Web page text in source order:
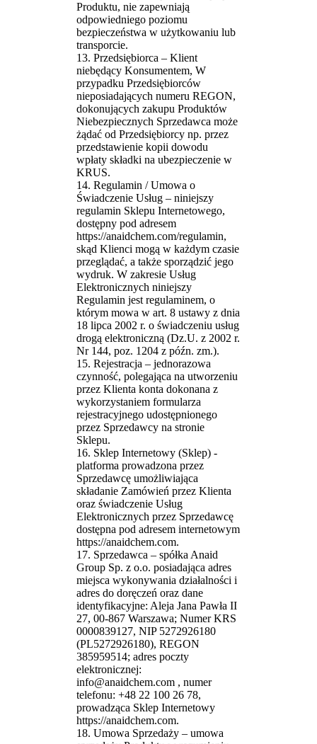
Produktu, nie zapewniają
odpowiedniego poziomu
bezpieczeństwa w użytkowaniu lub
transporcie.
13. Przedsiębiorca – Klient
niebędący Konsumentem, W
przypadku Przedsiębiorców
nieposiadających numeru REGON,
dokonujących zakupu Produktów
Niebezpiecznych Sprzedawca może
żądać od Przedsiębiorcy np. przez
przedstawienie kopii dowodu
wpłaty składki na ubezpieczenie w
KRUS.
14. Regulamin / Umowa o
Świadczenie Usług – niniejszy
regulamin Sklepu Internetowego,
dostępny pod adresem
https://anaidchem.com/regulamin,
skąd Klienci mogą w każdym czasie
przeglądać, a także sporządzić jego
wydruk. W zakresie Usług
Elektronicznych niniejszy
Regulamin jest regulaminem, o
którym mowa w art. 8 ustawy z dnia
18 lipca 2002 r. o świadczeniu usług
drogą elektroniczną (Dz.U. z 2002 r.
Nr 144, poz. 1204 z późn. zm.).
15. Rejestracja – jednorazowa
czynność, polegająca na utworzeniu
przez Klienta konta dokonana z
wykorzystaniem formularza
rejestracyjnego udostępnionego
przez Sprzedawcy na stronie
Sklepu.
16. Sklep Internetowy (Sklep) -
platforma prowadzona przez
Sprzedawcę umożliwiająca
składanie Zamówień przez Klienta
oraz świadczenie Usług
Elektronicznych przez Sprzedawcę
dostępna pod adresem internetowym
https://anaidchem.com.
17. Sprzedawca – spółka Anaid
Group Sp. z o.o. posiadająca adres
miejsca wykonywania działalności i
adres do doręczeń oraz dane
identyfikacyjne: Aleja Jana Pawła II
27, 00-867 Warszawa; Numer KRS
0000839127, NIP 5272926180
(PL5272926180), REGON
385959514; adres poczty
elektronicznej:
info@anaidchem.com , numer
telefonu: +48 22 100 26 78,
prowadząca Sklep Internetowy
https://anaidchem.com.
18. Umowa Sprzedaży – umowa